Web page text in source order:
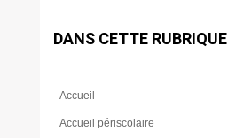
DANS CETTE RUBRIQUE
Accueil
Accueil périscolaire